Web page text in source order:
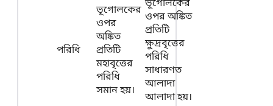
পরিধি
ভূগোলকের
ওপর
অঙ্কিত
প্রতিটি
মহাবৃত্তের
পরিধি
সমান হয়।
ভূগোলকের
ওপর অঙ্কিত
প্রতিটি
ক্ষুদ্রবৃত্তের
পরিধি
সাধারণত
আলাদা
আলাদা হয়।